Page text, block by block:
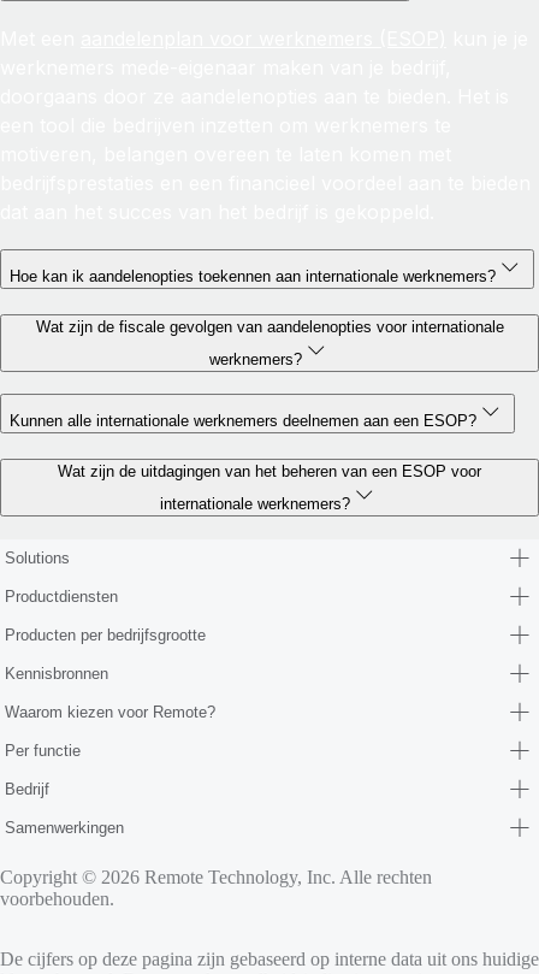
Hoe kan ik aandelenopties toekennen aan internationale werknemers?
Wat zijn de fiscale gevolgen van aandelenopties voor internationale
werknemers?
Kunnen alle internationale werknemers deelnemen aan een ESOP?
Wat zijn de uitdagingen van het beheren van een ESOP voor
internationale werknemers?
Solutions
Productdiensten
Producten per bedrijfsgrootte
Kennisbronnen
Waarom kiezen voor Remote?
Per functie
Bedrijf
Samenwerkingen
Copyright © 2026 Remote Technology, Inc. Alle rechten
voorbehouden.
De cijfers op deze pagina zijn gebaseerd op interne data uit ons huidige